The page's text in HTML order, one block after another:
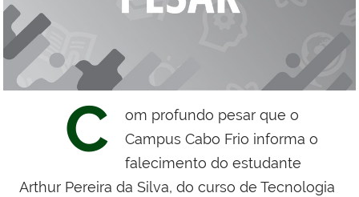
C
om profundo pesar que o
Campus Cabo Frio informa o
falecimento do estudante
Arthur Pereira da Silva, do curso de Tecnologia